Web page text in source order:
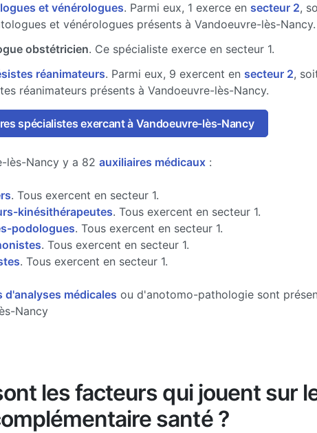
et vénérologues. Parmi eux, 1 exerce en secteur 2,
et vénérologues présents à Vandoeuvre-lès-Nancy.
obstétricien. Ce spécialiste exerce en secteur 1.
réanimateurs. Parmi eux, 9 exercent en secteur 2,
réanimateurs présents à Vandoeuvre-lès-Nancy.
spécialistes exercant à Vandoeuvre-lès-Nancy
lès-Nancy y a 82 auxiliaires médicaux:
. Tous exercent en secteur 1.
kinésithérapeutes. Tous exercent en secteur 1.
podologues. Tous exercent en secteur 1.
. Tous exercent en secteur 1.
. Tous exercent en secteur 1.
d'analyses médicales ou d'anotomo-pathologie sont
Nancy
les facteurs qui jouent sur
santé ?